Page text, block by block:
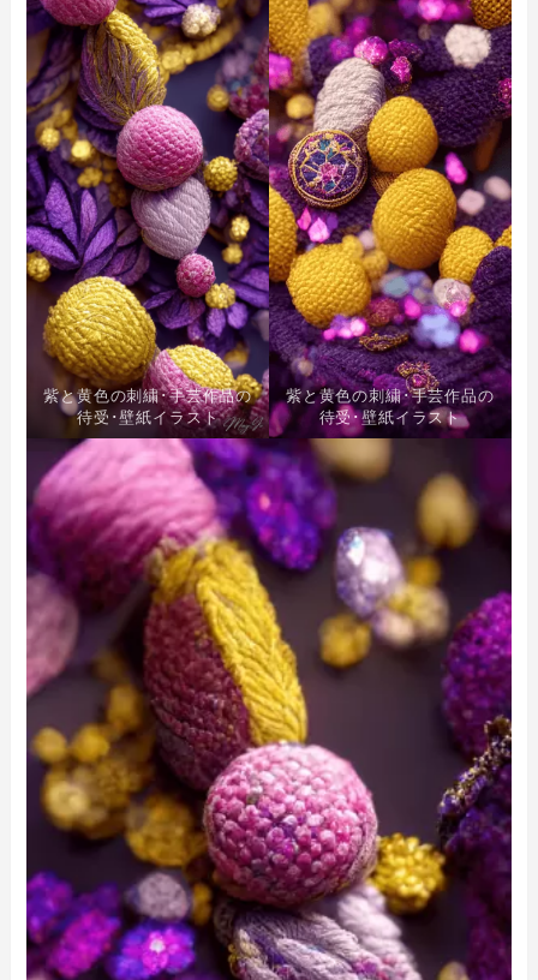
紫と黄色の刺繍･手芸作品の
待受･壁紙イラスト
紫と黄色の刺繍･手芸作品の
待受･壁紙イラスト